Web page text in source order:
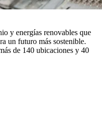
y energías renovables que
un futuro más sostenible.
de 140 ubicaciones y 40